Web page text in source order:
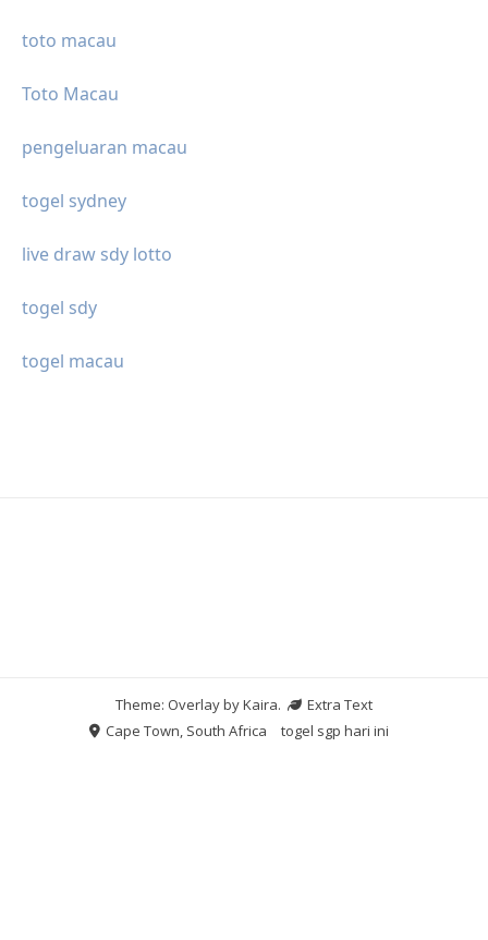
toto macau
Toto Macau
pengeluaran macau
togel sydney
live draw sdy lotto
togel sdy
togel macau
Theme: Overlay byKaira.
Extra Text
Cape Town, South Africa
togel sgp hari ini